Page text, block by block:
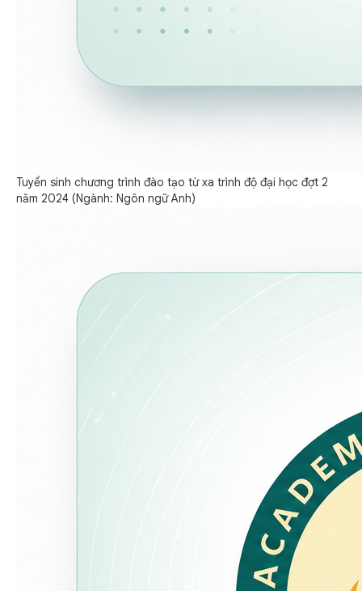
Tuyển sinh chương trình đào tạo từ xa trình độ đại học đợt 2
năm 2024 (Ngành: Ngôn ngữ Anh)